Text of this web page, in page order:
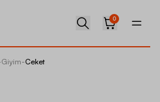
0
Giyim-Ceket